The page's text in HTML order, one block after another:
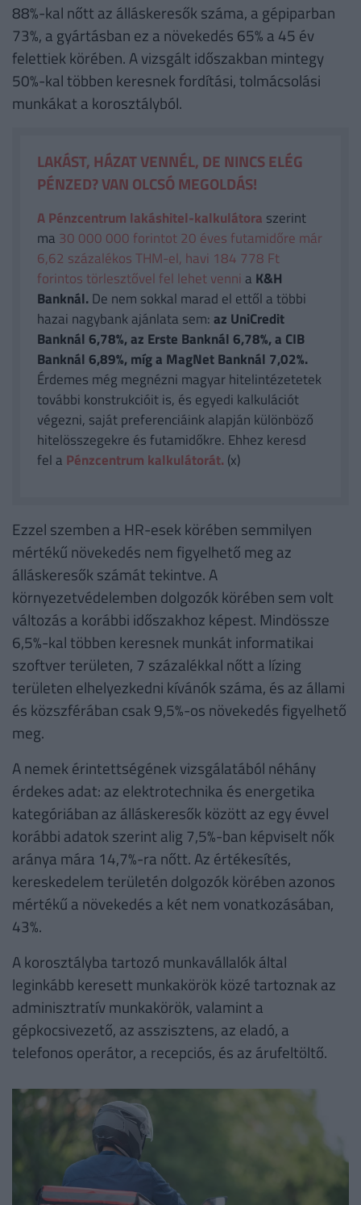
88%-kal nőtt az álláskeresők száma, a gépiparban
73%, a gyártásban ez a növekedés 65% a 45 év
felettiek körében. A vizsgált időszakban mintegy
50%-kal többen keresnek fordítási, tolmácsolási
munkákat a korosztályból.
LAKÁST, HÁZAT VENNÉL, DE NINCS ELÉG
PÉNZED? VAN OLCSÓ MEGOLDÁS!
A Pénzcentrum lakáshitel-kalkulátora szerint
ma 30 000 000 forintot 20 éves futamidőre már
6,62 százalékos THM-el, havi 184 778 Ft
forintos törlesztővel fel lehet venni a K&H
Banknál.De nem sokkal marad el ettől a többi
hazai nagybank ajánlata sem:az UniCredit
Banknál 6,78%, az Erste Banknál 6,78%, a CIB
Banknál 6,89%, míg a MagNet Banknál 7,02%.
Érdemes még megnézni magyar hitelintézetetek
további konstrukcióit is, és egyedi kalkulációt
végezni, saját preferenciáink alapján különböző
hitelösszegekre és futamidőkre. Ehhez keresd
fel a Pénzcentrum kalkulátorát. (x)
Ezzel szemben a HR-esek körében semmilyen
mértékű növekedés nem figyelhető meg az
álláskeresők számát tekintve. A
környezetvédelemben dolgozók körében sem volt
változás a korábbi időszakhoz képest. Mindössze
6,5%-kal többen keresnek munkát informatikai
szoftver területen, 7 százalékkal nőtt a lízing
területen elhelyezkedni kívánók száma, és az állami
és közszférában csak 9,5%-os növekedés figyelhető
meg.
A nemek érintettségének vizsgálatából néhány
érdekes adat: az elektrotechnika és energetika
kategóriában az álláskeresők között az egy évvel
korábbi adatok szerint alig 7,5%-ban képviselt nők
aránya mára 14,7%-ra nőtt. Az értékesítés,
kereskedelem területén dolgozók körében azonos
mértékű a növekedés a két nem vonatkozásában,
43%.
A korosztályba tartozó munkavállalók által
leginkább keresett munkakörök közé tartoznak az
adminisztratív munkakörök, valamint a
gépkocsivezető, az asszisztens, az eladó, a
telefonos operátor, a recepciós, és az árufeltöltő.